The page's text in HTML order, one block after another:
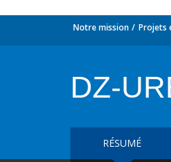
Notre mission Projets
DZ-
RÉSUMÉ